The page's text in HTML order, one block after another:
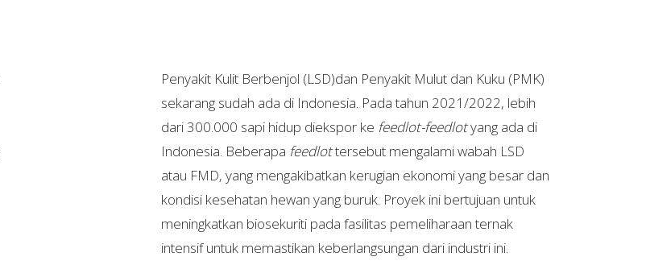
Penyakit Kulit Berbenjol (LSD)dan Penyakit Mulut dan Kuku (PMK)
sekarang sudah ada di Indonesia. Pada tahun 2021/2022, lebih
dari 300.000 sapi hidup diekspor ke feedlot-feedlotyang ada di
Indonesia. Beberapa feedlottersebut mengalami wabah LSD
atau FMD, yang mengakibatkan kerugian ekonomi yang besar dan
kondisi kesehatan hewan yang buruk. Proyek ini bertujuan untuk
meningkatkan biosekuriti pada fasilitas pemeliharaan ternak
intensif untuk memastikan keberlangsungan dari industri ini.